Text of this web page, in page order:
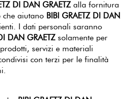
DI DAN GRAETZ alla fornitura
che aiutano BIBI GRAETZ DI DAN
I dati personali saranno
DAN GRAETZ solamente per
servizi e materiali
con terzi per le finalità